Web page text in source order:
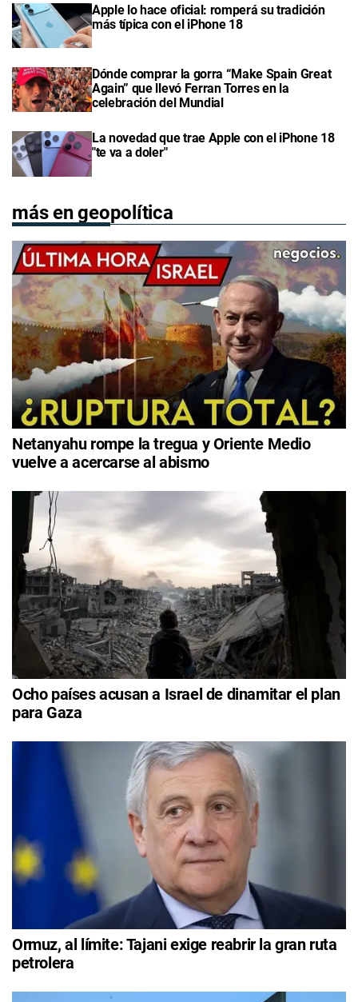
Apple lo hace oficial: romperá su tradición
más típica con el iPhone 18
Dónde comprar la gorra “Make Spain Great
Again” que llevó Ferran Torres en la
celebración del Mundial
La novedad que trae Apple con el iPhone 18
"te va a doler"
más en geopolítica
Netanyahu rompe la tregua y Oriente Medio
vuelve a acercarse al abismo
Ocho países acusan a Israel de dinamitar el plan
para Gaza
Ormuz, al límite: Tajani exige reabrir la gran ruta
petrolera